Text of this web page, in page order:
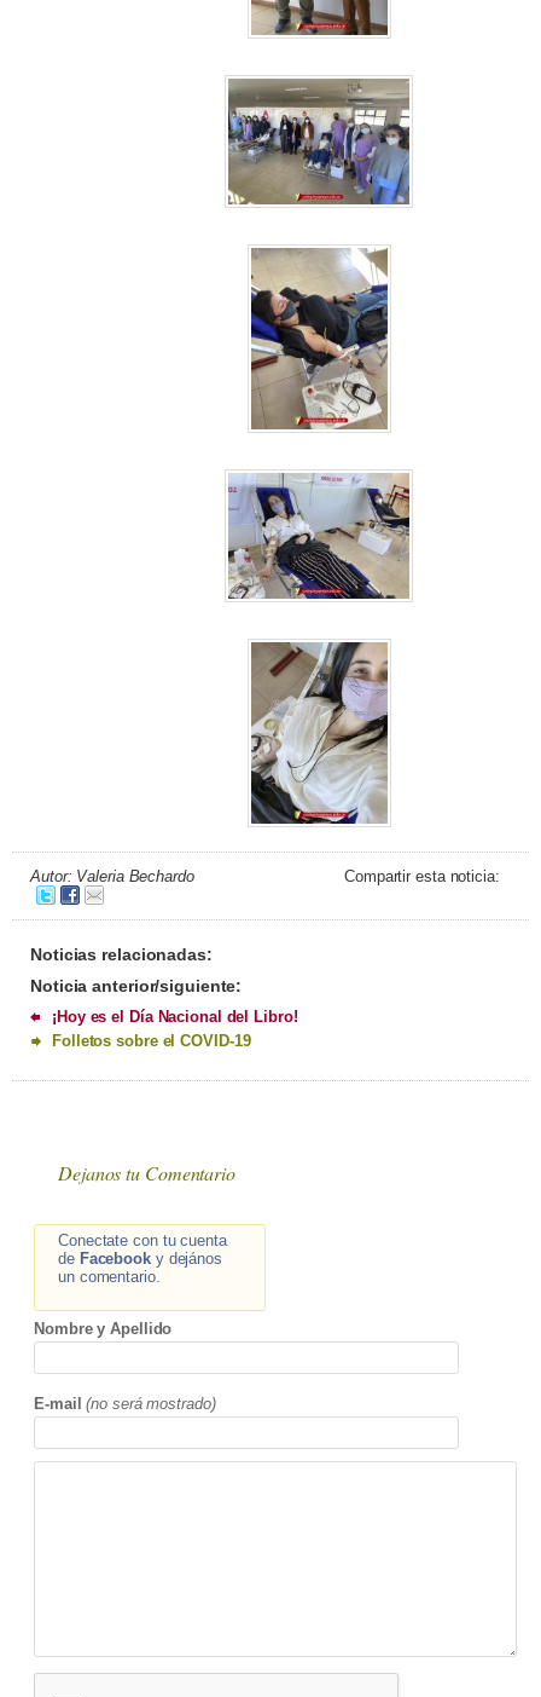
Autor: Valeria Bechardo Compartir esta noticia:
Noticias relacionadas:
Noticia anterior/siguiente:
¡Hoy es el Día Nacional del Libro!
Folletos sobre el COVID-19
Dejanos tu Comentario
Conectate con tu cuenta
de Facebooky dejános
un comentario.
Nombre y Apellido
E-mail (no será mostrado)